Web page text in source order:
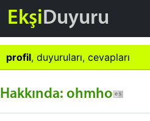
EkşiDuyuru
profil, duyuruları, cevapları
Hakkında: ohmho